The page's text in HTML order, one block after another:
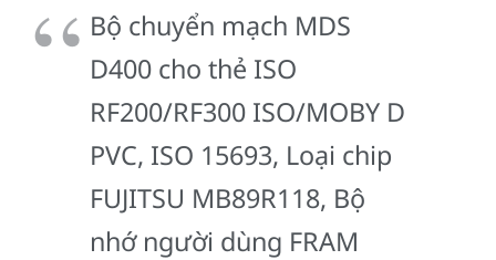
Bộ chuyển mạch MDS
D400 cho thẻ ISO
RF200/RF300 ISO/MOBY D
PVC, ISO 15693, Loại chip
FUJITSU MB89R118, Bộ
nhớ người dùng FRAM